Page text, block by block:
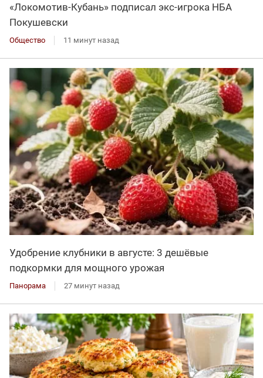
«Локомотив-Кубань» подписал экс-игрока НБА
Покушевски
Общество 11 минут назад
Удобрение клубники в августе: 3 дешёвые
подкормки для мощного урожая
Панорама 27 минут назад